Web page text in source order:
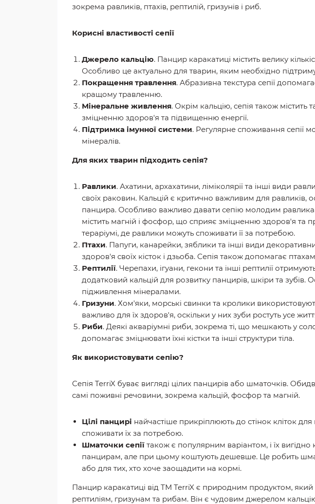
зокрема равликів, птахів, рептилій, гризунів і риб.
Корисні властивості сепії
Джерело кальцію. Панцир каракатиці містить велику
Особливо це актуально для тварин, яким необхідно
Покращення травлення. Абразивна текстура сепії
кращому травленню.
Мінеральне живлення. Окрім кальцію, сепія також містить
зміцненню здоров'я та підвищенню енергії.
Підтримка імунної системи. Регулярне споживання сепії
мінералів.
Для яких тварин підходить сепія?
Равлики. Ахатини, архахатини, ліміколярії та інші види
своїх раковин. Кальцій є критично важливим для равликів,
панцира. Особливо важливо давати сепію молодим
містить магній і фосфор, що сприяє зміцненню здоров'я та
тераріумі, де равлики можуть споживати її за потребою.
Птахи. Папуги, канарейки, зяблики та інші види
здоров'я своїх кісток і дзьоба. Сепія також допомагає
Рептилії. Черепахи, ігуани, гекони та інші рептилії
додатковий кальцій для розвитку панцирів, шкіри та
підживлення мінералами.
Гризуни. Хом'яки, морські свинки та кролики
важливо для їх здоров'я, оскільки у них зуби ростуть усе
Риби. Деякі акваріумні риби, зокрема ті, що мешкають у
допомагає зміцнювати їхні кістки та інші структури тіла.
Як використовувати сепію?
Сепія TerriX буває вигляді цілих панцирів або шматочків.
самі поживні речовини, зокрема кальцій, фосфор та магній.
Цілі панцирі найчастіше прикріплюють до стінок кліток
споживати їх за потребою.
Шматочки сепії також є популярним варіантом, і їх
панцирам, але при цьому коштують дешевше. Це робить
або для тих, хто хоче заощадити на кормі.
Панцир каракатиці від ТМ TerriX є природним продуктом,
рептиліям, гризунам та рибам. Він є чудовим джерелом